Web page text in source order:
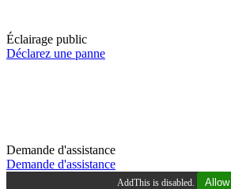
Éclairage public
Déclarez une panne
Demande d'assistance
Demande d'assistance
AddThis is disabled. Allow